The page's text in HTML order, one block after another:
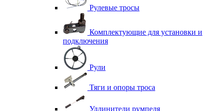
Рулевые тросы
Комплектующие для установки и
подключения
Рули
Тяги и опоры троса
Удлинители румпеля